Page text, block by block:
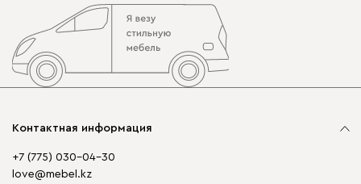
Контактная информация
+7 (775) 030-04-30
love@mebel.kz